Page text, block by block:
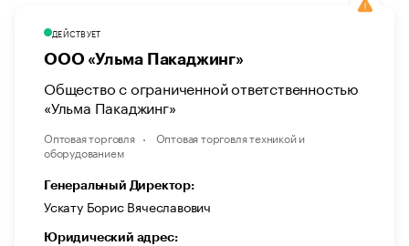
ДЕЙСТВУЕТ
ООО «Ульма Пакаджинг»
Общество с ограниченной ответственностью
«Ульма Пакаджинг»
Оптовая торговля
Оптовая торговля техникой и
оборудованием
Генеральный Директор:
Ускату Борис Вячеславович
Юридический адрес: